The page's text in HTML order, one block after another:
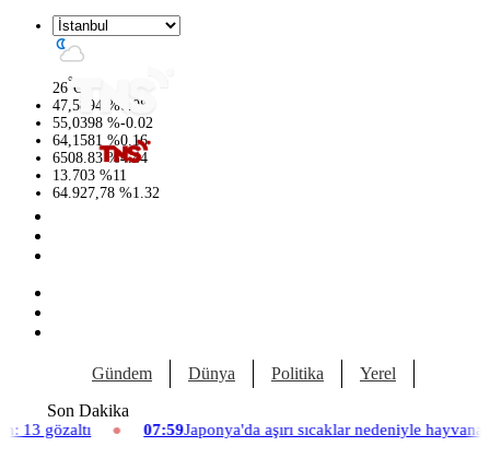
26°C
47,5894 %0.08
55,0398 %-0.02
64,1581 %0.16
6508.83 %4.44
13.703 %11
64.927,78 %1.32
Gündem Dünya Politika Yerel
Son Dakika
07:59Japonya'da aşırı sıcaklar nedeniyle hayvanat bahçesinde üç